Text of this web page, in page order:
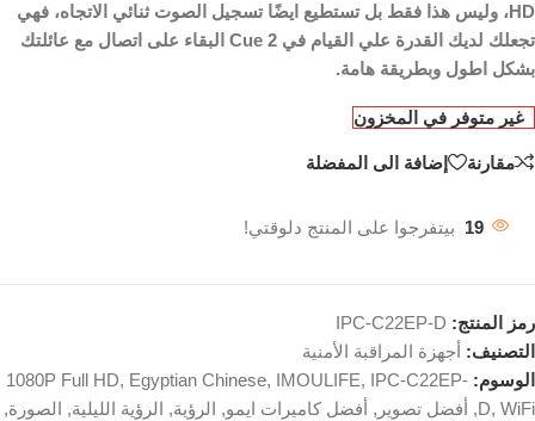
HD، وليس هذا فقط بل تستطيع ايضًا تسجيل الصوت ثنائي الاتجاه، فهي
تجعلك لديك القدرة علي القيام في Cue 2 البقاء على اتصال مع عائلتك
بشكل اطول وبطريقة هامة.
غير متوفر في المخزون
مقارنة إضافة الى المفضلة
19 بيتفرجوا على المنتج دلوقتي!
رمز المنتج: IPC-C22EP-D
التصنيف: أجهزة المراقبة الأمنية
الوسوم:
1080P Full HD, Egyptian Chinese, IMOULIFE, IPC-C22EP-
D, WiFi
, أفضل تصوير , أفضل كاميرات ايمو, الرؤية, الرؤية الليلية, الصورة,